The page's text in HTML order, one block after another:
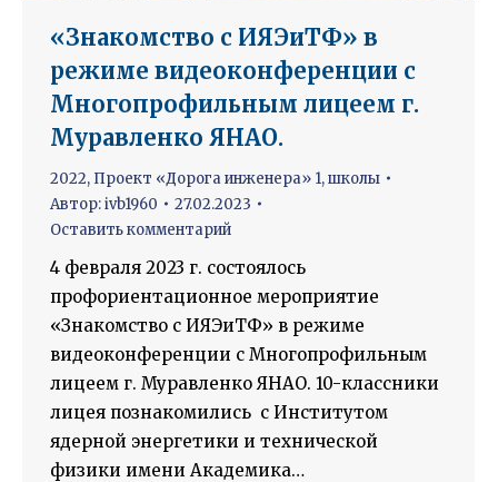
«Знакомство с ИЯЭиТФ» в
режиме видеоконференции с
Многопрофильным лицеем г.
Муравленко ЯНАО.
2022, Проект «Дорога инженера» 1,школы
Автор:ivb1960
27.02.2023
Оставить комментарий
4 февраля 2023 г. состоялось
профориентационное мероприятие
«Знакомство с ИЯЭиТФ» в режиме
видеоконференции с Многопрофильным
лицеем г. Муравленко ЯНАО. 10-классники
лицея познакомились с Институтом
ядерной энергетики и технической
физики имени Академика…